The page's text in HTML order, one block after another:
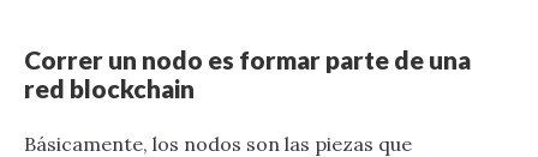
Correr un nodo es formar parte de una
red blockchain
Básicamente, los nodos son las piezas que